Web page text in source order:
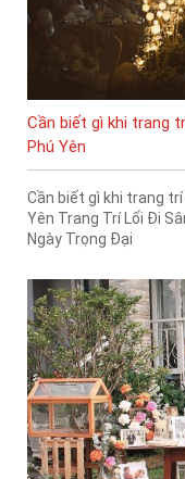
Cần biết gì khi trang
Phú Yên
Cần biết gì khi trang
Yên Trang Trí Lối Đi
Ngày Trọng Đại